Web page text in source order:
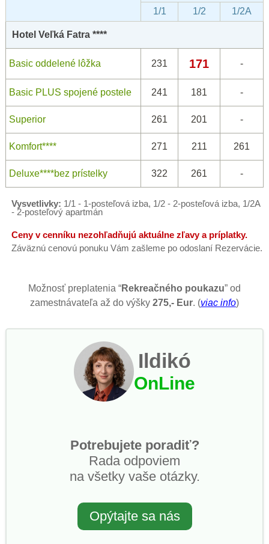
1/1
1/2 1/2A
Hotel Veľká Fatra ****
Basic oddelené lôžka 231 171 -
Basic PLUS spojené postele 241 181 -
Superior 261 201 -
Komfort**** 271 211 261
Deluxe****bez prístelky 322 261 -
Vysvetlivky: 1/1 - 1-posteľová izba, 1/2 - 2-posteľová izba, 1/2A
- 2-posteľový apartmán
Ceny v cenníku nezohľadňujú aktuálne zľavy a príplatky.
Záväznú cenovú ponuku Vám zašleme po odoslaní Rezervácie.
Možnosť preplatenia “Rekreačného poukazu” od
zamestnávateľa až do výšky 275,- Eur. (viac info)
Ildikó
OnLine
Potrebujete poradiť?
Rada odpoviem
na všetky vaše otázky.
Opýtajte sa nás